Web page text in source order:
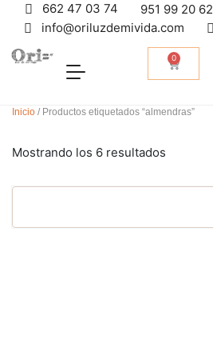
662 47 03 74
951 99 20 62
info@oriluzdemivida.com
0
Inicio / Productos etiquetados “almendras”
Mostrando los 6 resultados